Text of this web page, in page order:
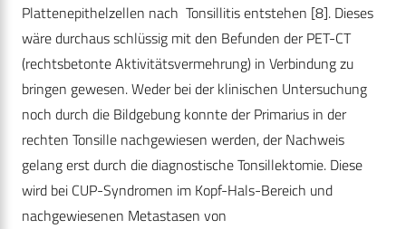
Plattenepithelzellen nach Tonsillitis entstehen [8]. Dieses
wäre durchaus schlüssig mit den Befunden der PET-CT
(rechtsbetonte Aktivitätsvermehrung) in Verbindung zu
bringen gewesen. Weder bei der klinischen Untersuchung
noch durch die Bildgebung konnte der Primarius in der
rechten Tonsille nachgewiesen werden, der Nachweis
gelang erst durch die diagnostische Tonsillektomie. Diese
wird bei CUP-Syndromen im Kopf-Hals-Bereich und
nachgewiesenen Metastasen von